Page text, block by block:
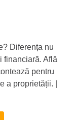
Diferența nu
Află
pentru
a proprietății. |